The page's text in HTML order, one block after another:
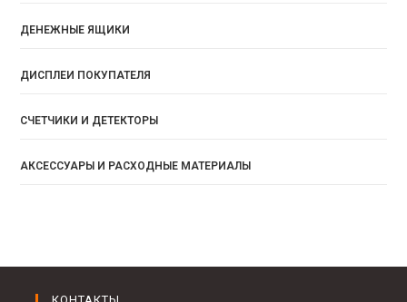
ДЕНЕЖНЫЕ ЯЩИКИ
ДИСПЛЕИ ПОКУПАТЕЛЯ
СЧЕТЧИКИ И ДЕТЕКТОРЫ
АКСЕССУАРЫ И РАСХОДНЫЕ МАТЕРИАЛЫ